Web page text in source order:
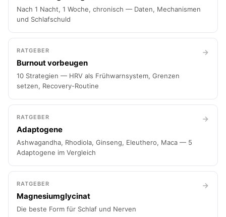
Nach 1 Nacht, 1 Woche, chronisch — Daten, Mechanismen
und Schlafschuld
RATGEBER
Burnout vorbeugen
10 Strategien — HRV als Frühwarnsystem, Grenzen
setzen, Recovery-Routine
RATGEBER
Adaptogene
Ashwagandha, Rhodiola, Ginseng, Eleuthero, Maca — 5
Adaptogene im Vergleich
RATGEBER
Magnesiumglycinat
Die beste Form für Schlaf und Nerven